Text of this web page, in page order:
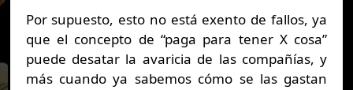
Por supuesto, esto no está exento de fallos, ya
que el concepto de “paga para tener X cosa”
puede desatar la avaricia de las compañías, y
más cuando ya sabemos cómo se las gastan